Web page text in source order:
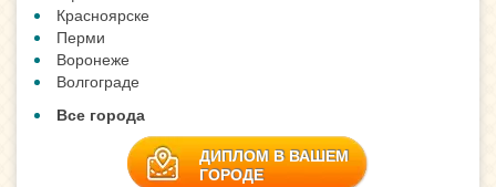
Красноярске
Перми
Воронеже
Волгограде
Все города
ДИПЛОМ В ВАШЕМ
ГОРОДЕ